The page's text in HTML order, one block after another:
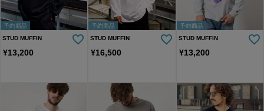
予約商品
STUD MUFFIN
¥13,200
予約商品
STUD MUFFIN
¥16,500
予約商品
STUD MUFFIN
¥13,200